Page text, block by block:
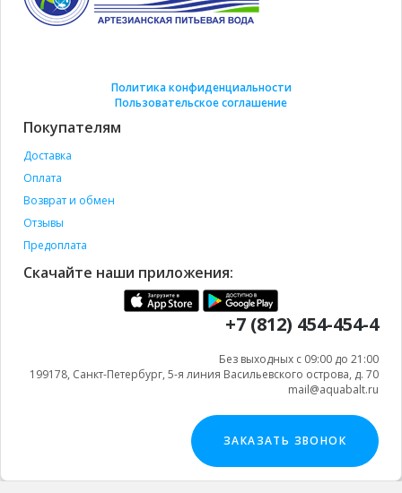
Политика конфиденциальности
Пользовательское соглашение
Покупателям
Доставка
Оплата
Возврат и обмен
Отзывы
Предоплата
Скачайте наши приложения:
+7 (812) 454-454-4
Без выходных с 09:00 до 21:00
199178, Санкт-Петербург, 5-я линия Васильевского острова, д. 70
mail@aquabalt.ru
ЗАКАЗАТЬ ЗВОНОК